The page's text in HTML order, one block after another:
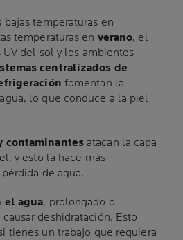
temperaturas en
temperaturas en verano, el
UV del sol y los ambientes
centralizados de
fomentan la
lo que conduce a la piel
contaminantesatacan la capa
y esto la hace más
de agua.
el agua, prolongado o
deshidratación. Esto
tienes un trabajo que requiera